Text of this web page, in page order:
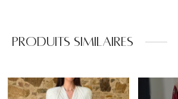
Produits similaires